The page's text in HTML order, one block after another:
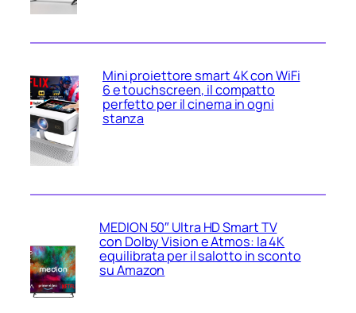
Mini proiettore smart 4K con WiFi
6 e touchscreen, il compatto
perfetto per il cinema in ogni
stanza
MEDION 50″ Ultra HD Smart TV
con Dolby Vision e Atmos: la 4K
equilibrata per il salotto in sconto
su Amazon